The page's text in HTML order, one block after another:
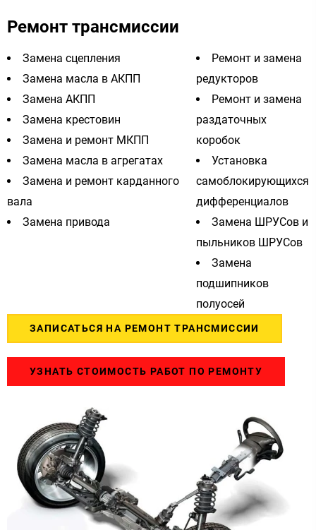
Ремонт трансмиссии
Замена сцепления
Замена масла в АКПП
Замена АКПП
Замена крестовин
Замена и ремонт МКПП
Замена масла в агрегатах
Замена и ремонт карданного
вала
Замена привода
Ремонт и замена
редукторов
Ремонт и замена
раздаточных
коробок
Установка
самоблокирующихся
дифференциалов
Замена ШРУСов и
пыльников ШРУСов
Замена
подшипников
полуосей
ЗАПИСАТЬСЯ НА РЕМОНТ ТРАНСМИССИИ
УЗНАТЬ СТОИМОСТЬ РАБОТ ПО РЕМОНТУ